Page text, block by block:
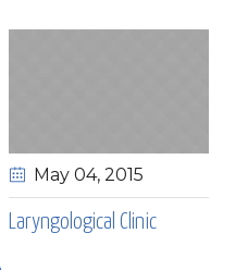
September
Pediatric Clinic